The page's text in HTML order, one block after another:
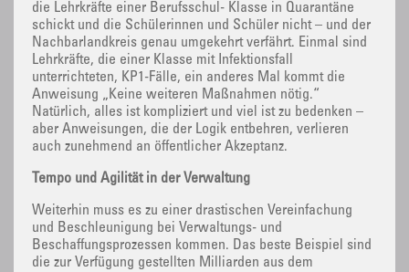
die Lehrkräfte einer Berufsschul- Klasse in Quarantäne
schickt und die Schülerinnen und Schüler nicht – und der
Nachbarlandkreis genau umgekehrt verfährt. Einmal sind
Lehrkräfte, die einer Klasse mit Infektionsfall
unterrichteten, KP1-Fälle, ein anderes Mal kommt die
Anweisung „Keine weiteren Maßnahmen nötig.“
Natürlich, alles ist kompliziert und viel ist zu bedenken –
aber Anweisungen, die der Logik entbehren, verlieren
auch zunehmend an öffentlicher Akzeptanz.
Tempo und Agilität in der Verwaltung
Weiterhin muss es zu einer drastischen Vereinfachung
und Beschleunigung bei Verwaltungs- und
Beschaffungsprozessen kommen. Das beste Beispiel sind
die zur Verfügung gestellten Milliarden aus dem